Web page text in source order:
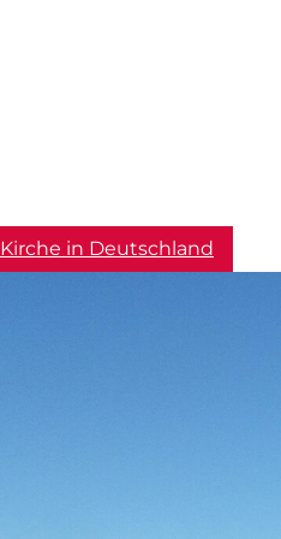
Kirche in Deutschland